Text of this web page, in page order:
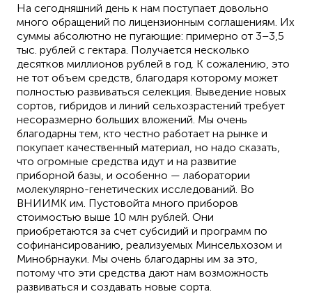
На сегодняшний день к нам поступает довольно
много обращений по лицензионным соглашениям. Их
суммы абсолютно не пугающие: примерно от 3–3,5
тыс. рублей с гектара. Получается несколько
десятков миллионов рублей в год. К сожалению, это
не тот объем средств, благодаря которому может
полностью развиваться селекция. Выведение новых
сортов, гибридов и линий сельхозрастений требует
несоразмерно больших вложений. Мы очень
благодарны тем, кто честно работает на рынке и
покупает качественный материал, но надо сказать,
что огромные средства идут и на развитие
приборной базы, и особенно — лаборатории
молекулярно-генетических исследований. Во
ВНИИМК им. Пустовойта много приборов
стоимостью выше 10 млн рублей. Они
приобретаются за счет субсидий и программ по
софинансированию, реализуемых Минсельхозом и
Минобрнауки. Мы очень благодарны им за это,
потому что эти средства дают нам возможность
развиваться и создавать новые сорта.